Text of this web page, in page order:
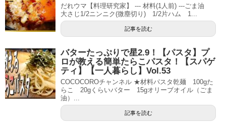
だれウマ【料理研究家】 --- 材料(1人前) ---ごま油
大さじ1/2ニンニク(微塵切り) 1/2片ハム 1...
記事を読む
バターたっぷりで星2.9！【パスタ】プ
ロが教える簡単たらこパスタ！【スパゲ
ティ】【一人暮らし】Vol.53
COCOCOROチャンネル ★材料パスタ乾麺 100gた
らこ 20gくらいバター 15gオリーブオイル（ごま
油）...
記事を読む